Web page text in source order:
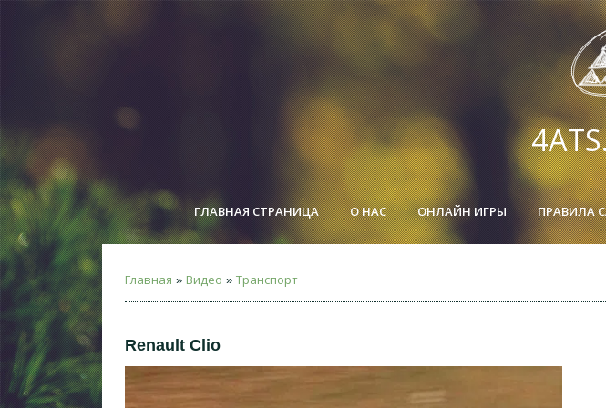
ГЛАВНАЯ СТРАНИЦА О НАС ОНЛАЙН ИГРЫ ПРАВИЛА
Главная » Видео » Транспорт
Renault Сlio